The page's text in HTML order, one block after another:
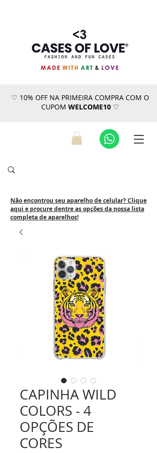
♡ 10% OFF NA PRIMEIRA COMPRA COM O
CUPOM WELCOME10♡
Não encontrou seu aparelho de celular? Clique
aqui e procure dentre as opções da nossa lista
completa de aparelhos!
CAPINHA WILD
COLORS - 4
OPÇÕES DE
CORES